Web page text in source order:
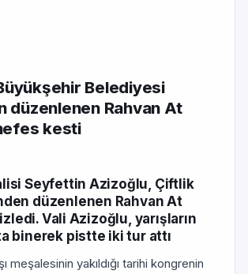
Belediyesi
düzenlenen Rahvan At
kesti
Seyfettin Azizoğlu, Çiftlik
düzenlenen Rahvan At
izledi. Vali Azizoğlu, yarışların
binerek pistte iki tur attı
meşalesinin yakıldığı tarihi kongrenin